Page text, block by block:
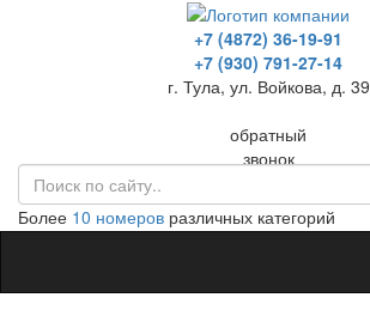
+7 (4872) 36-19-91
+7 (930) 791-27-14
г. Тула, ул. Войкова, д. 39
обратный
звонок
Более 10 номеров различных категорий